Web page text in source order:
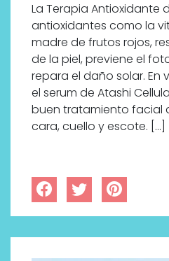
La Terapia Antioxidante
antioxidantes como la
madre de frutos rojos,
de la piel, previene el
repara el daño solar. En
el serum de Atashi
buen tratamiento facial
cara, cuello y escote. […]